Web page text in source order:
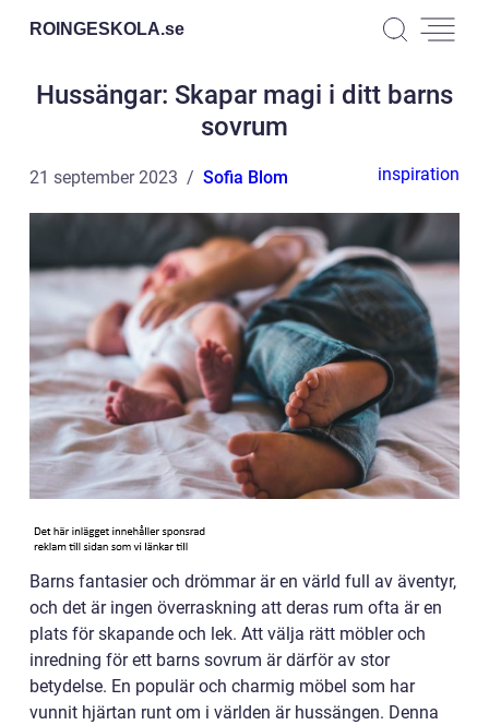
ROINGESKOLA.se
Hussängar: Skapar magi i ditt barns
sovrum
21 september 2023 Sofia Blom inspiration
Barns fantasier och drömmar är en värld full av äventyr,
och det är ingen överraskning att deras rum ofta är en
plats för skapande och lek. Att välja rätt möbler och
inredning för ett barns sovrum är därför av stor
betydelse. En populär och charmig möbel som har
vunnit hjärtan runt om i världen är hussängen. Denna